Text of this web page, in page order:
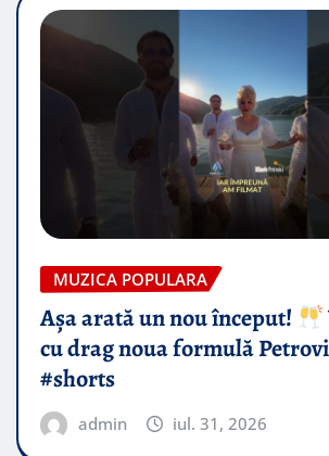
MUZICA POPULARA
Așa arată un nou început!
cu drag noua formulă
#shorts
admin iul. 31, 2026